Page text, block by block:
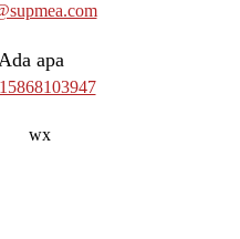
apa